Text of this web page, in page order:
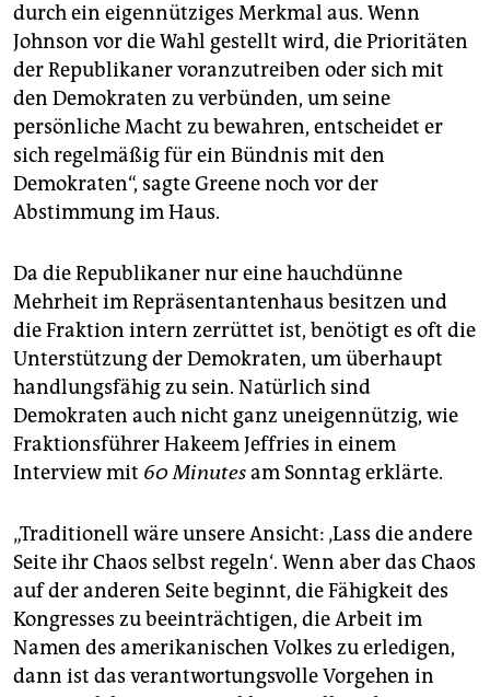
durch ein eigennütziges Merkmal aus. Wenn
Johnson vor die Wahl gestellt wird, die Prioritäten
der Republikaner voranzutreiben oder sich mit
den Demokraten zu verbünden, um seine
persönliche Macht zu bewahren, entscheidet er
sich regelmäßig für ein Bündnis mit den
Demokraten“, sagte Greene noch vor der
Abstimmung im Haus.
Da die Republikaner nur eine hauchdünne
Mehrheit im Repräsentantenhaus besitzen und
die Fraktion intern zerrüttet ist, benötigt es oft die
Unterstützung der Demokraten, um überhaupt
handlungsfähig zu sein. Natürlich sind
Demokraten auch nicht ganz uneigennützig, wie
Fraktionsführer Hakeem Jeffries in einem
Interview mit 60 Minutesam Sonntag erklärte.
„Traditionell wäre unsere Ansicht: ‚Lass die andere
Seite ihr Chaos selbst regeln‘. Wenn aber das Chaos
auf der anderen Seite beginnt, die Fähigkeit des
Kongresses zu beeinträchtigen, die Arbeit im
Namen des amerikanischen Volkes zu erledigen,
dann ist das verantwortungsvolle Vorgehen in